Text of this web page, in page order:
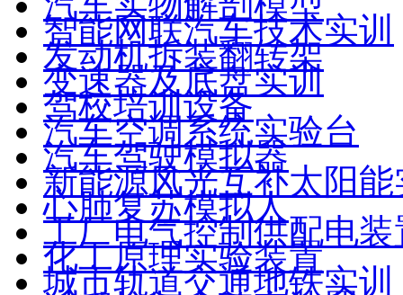
智能网联汽车技术实训
发动机拆装翻转架
变速器及底盘实训
驾校培训设备
汽车空调系统实验台
汽车驾驶模拟器
新能源风光互补太阳能
心肺复苏模拟人
工厂电气控制供配电装
化工原理实验装置
城市轨道交通地铁实训